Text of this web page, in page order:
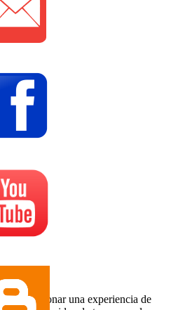
proporcionar una experiencia de